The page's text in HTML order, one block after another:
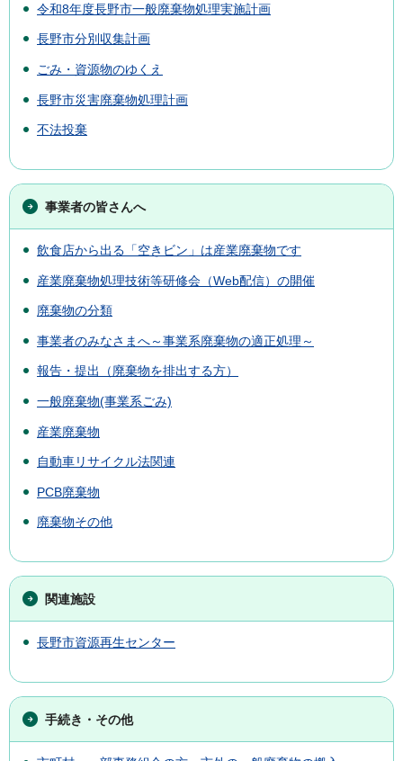
令和8年度長野市一般廃棄物処理実施計画
長野市分別収集計画
ごみ・資源物のゆくえ
長野市災害廃棄物処理計画
不法投棄
事業者の皆さんへ
飲食店から出る「空きビン」は産業廃棄物です
産業廃棄物処理技術等研修会（Web配信）の開催
廃棄物の分類
事業者のみなさまへ～事業系廃棄物の適正処理～
報告・提出（廃棄物を排出する方）
一般廃棄物(事業系ごみ)
産業廃棄物
自動車リサイクル法関連
PCB廃棄物
廃棄物その他
関連施設
長野市資源再生センター
手続き・その他